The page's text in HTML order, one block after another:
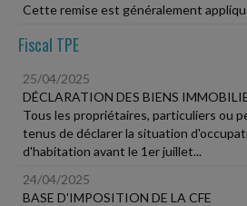
Cette remise est généralement
Fiscal TPE
25/04/2025
DÉCLARATION DES BIENS
Tous les propriétaires, particuliers ou
tenus de déclarer la situation
d'habitation avant le 1er juillet...
24/04/2025
BASE D'IMPOSITION DE LA CFE